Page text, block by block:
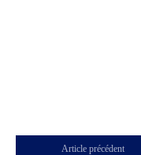
Article précédent